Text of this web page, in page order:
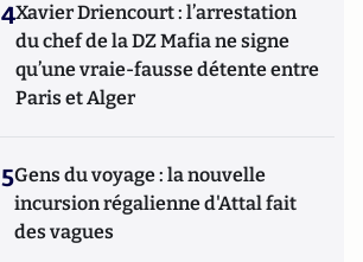
4Xavier Driencourt : l’arrestation
du chef de la DZ Mafia ne signe
qu’une vraie-fausse détente entre
Paris et Alger
5Gens du voyage : la nouvelle
incursion régalienne d'Attal fait
des vagues